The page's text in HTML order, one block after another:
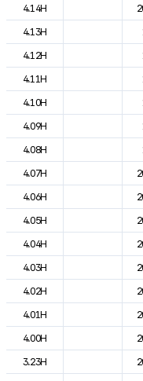
4.14H
4.13H
4.12H
4.11H
4.10H
4.09H
4.08H
4.07H
4.06H
4.05H
4.04H
4.03H
4.02H
4.01H
4.00H
3.23H